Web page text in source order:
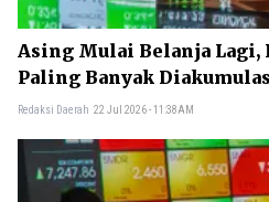
Asing Mulai Belanja Lagi,
Paling Banyak
Redaksi Daerah 22 Jul 2026 - 11:38AM